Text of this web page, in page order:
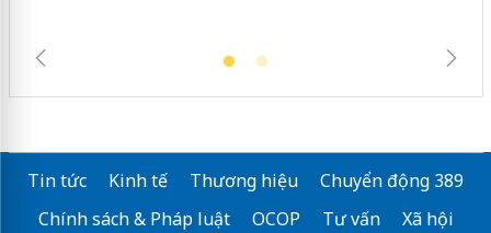
Tin tức Kinh tế Thương hiệu
Chuyển động 389
Chính sách & Pháp luật
OCOP Tư vấn
Xã hội